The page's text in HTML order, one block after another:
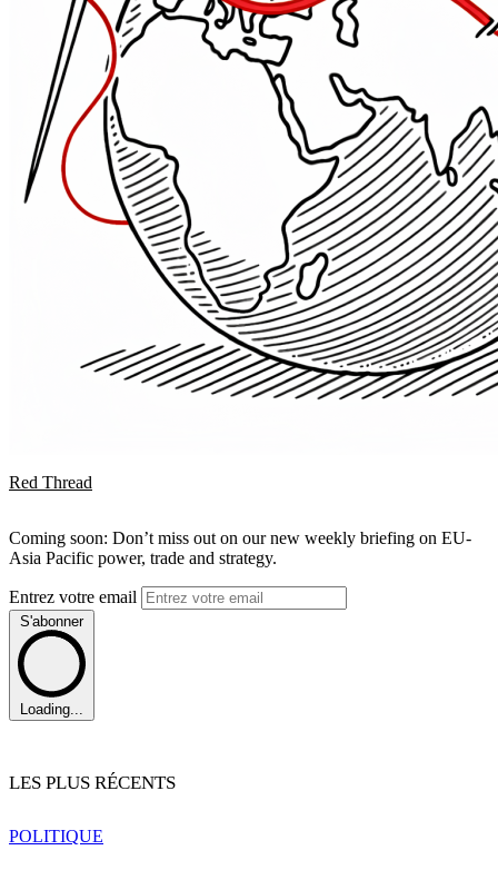
Red Thread
Coming soon: Don’t miss out on our new weekly briefing on EU-
Asia Pacific power, trade and strategy.
Entrez votre email
S'abonner
Loading...
LES PLUS RÉCENTS
POLITIQUE